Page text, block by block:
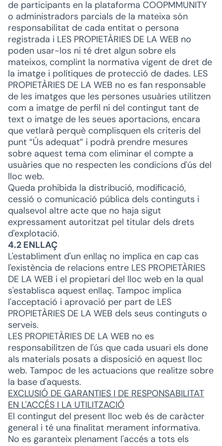
de participants en la plataforma COOPMMUNITY
o administradors parcials de la mateixa són
responsabilitat de cada entitat o persona
registrada i LES PROPIETÀRIES DE LA WEB no
poden usar-los ni té dret algun sobre els
mateixos, complint la normativa vigent de dret de
la imatge i polítiques de protecció de dades. LES
PROPIETÀRIES DE LA WEB no es fan responsable
de les imatges que les persones usuàries utilitzen
com a imatge de perfil ni del contingut tant de
text o imatge de les seues aportacions, encara
que vetlarà perquè complisquen els criteris del
punt “Ús adequat” i podrà prendre mesures
sobre aquest tema com eliminar el compte a
usuàries que no respecten les condicions d'ús del
lloc web.
Queda prohibida la distribució, modificació,
cessió o comunicació pública dels continguts i
qualsevol altre acte que no haja sigut
expressament autoritzat pel titular dels drets
d'explotació.
4.2 ENLLAÇ
L'establiment d'un enllaç no implica en cap cas
l'existència de relacions entre LES PROPIETÀRIES
DE LA WEB i el propietari del lloc web en la qual
s'establisca aquest enllaç. Tampoc implica
l'acceptació i aprovació per part de LES
PROPIETÀRIES DE LA WEB dels seus continguts o
serveis.
LES PROPIETÀRIES DE LA WEB no es
responsabilitzen de l'ús que cada usuari els done
als materials posats a disposició en aquest lloc
web. Tampoc de les actuacions que realitze sobre
la base d'aquests.
EXCLUSIÓ DE GARANTIES I DE RESPONSABILITAT
EN L'ACCÉS I LA UTILITZACIÓ
El contingut del present lloc web és de caràcter
general i té una finalitat merament informativa.
No es garanteix plenament l'accés a tots els